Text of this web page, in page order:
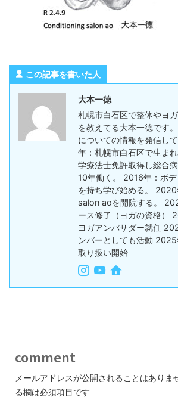
この記事を書いた人
大本一徳
札幌市白石区で整体やヨ
を教えてる大本一徳です
についての情報を発信し
年：札幌市白石区で生ま
学療法士免許取得し総合
10年働く。 2016年：ボ
を持ち学び始める。
salon aoを開院する。
ース修了（ヨガの資格）
ヨガアンバサダー就任
ンバーとしても活動
取り扱い開始
comment
メールアドレスが公開されることはありま
る欄は必須項目です